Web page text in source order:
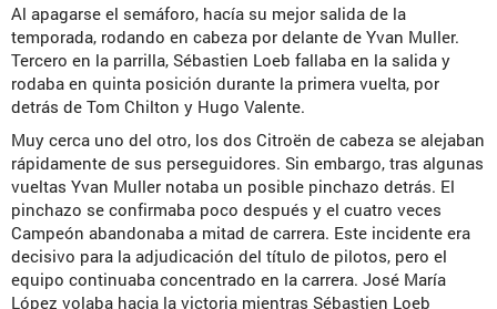
Al apagarse el semáforo, hacía su mejor salida de la
temporada, rodando en cabeza por delante de Yvan Muller.
Tercero en la parrilla, Sébastien Loeb fallaba en la salida y
rodaba en quinta posición durante la primera vuelta, por
detrás de Tom Chilton y Hugo Valente.
Muy cerca uno del otro, los dos Citroën de cabeza se alejaban
rápidamente de sus perseguidores. Sin embargo, tras algunas
vueltas Yvan Muller notaba un posible pinchazo detrás. El
pinchazo se confirmaba poco después y el cuatro veces
Campeón abandonaba a mitad de carrera. Este incidente era
decisivo para la adjudicación del título de pilotos, pero el
equipo continuaba concentrado en la carrera. José María
López volaba hacia la victoria mientras Sébastien Loeb